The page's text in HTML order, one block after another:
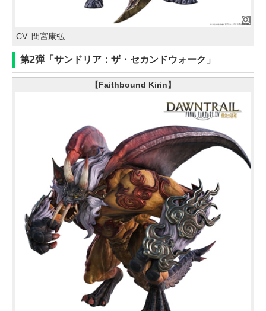
CV. 間宮康弘
第2弾「サンドリア：ザ・セカンドウォーク」
【Faithbound Kirin】